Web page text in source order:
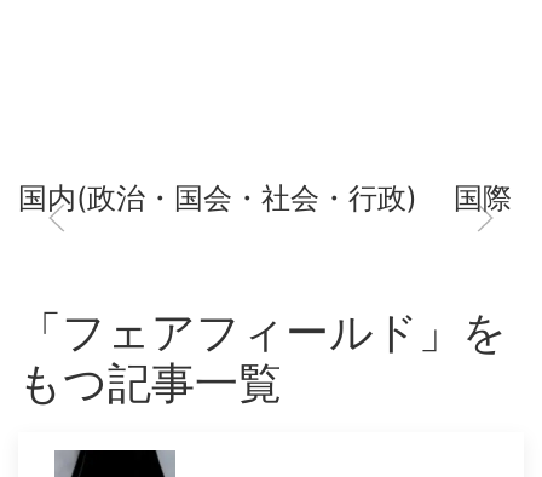
国内(政治・国会・社会・行政) 国際
「フェアフィールド」を
もつ記事一覧